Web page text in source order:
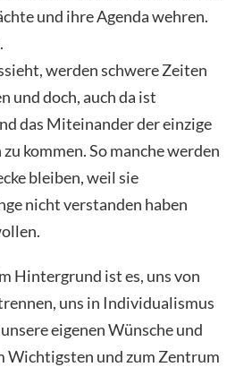
und ihre Agenda wehren.
werden schwere Zeiten
und doch, auch da ist
das Miteinander der einzige
kommen. So manche werden
bleiben, weil sie
nicht verstanden haben
Hintergrund ist es, uns von
uns in Individualismus
eigenen Wünsche und
Wichtigsten und zum Zentrum